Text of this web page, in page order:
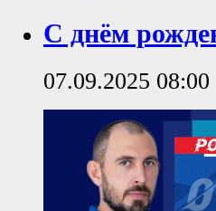
С днём
07.09.2025 08:00